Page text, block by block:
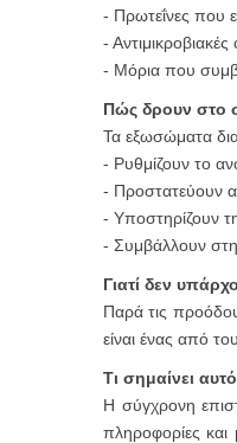
- Πρωτεΐνες που
-
- Μόρια που
Πώς δρουν στο
Τα εξωσώματα
- Ρυθμίζουν το
- Προστατεύουν
- Υποστηρίζουν
- Συμβάλλουν
Γιατί δεν
Παρά τις
είναι ένας από
Τι σημαίνει
Η σύγχρονη
πληροφορίες